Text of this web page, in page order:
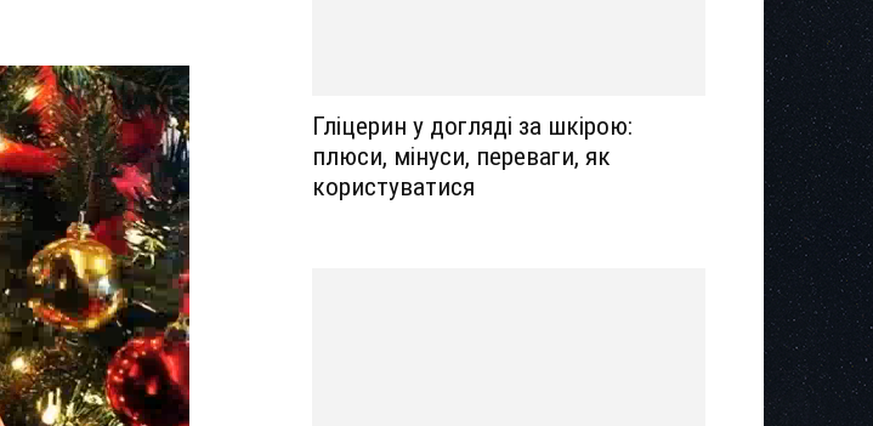
Гліцерин у догляді за шкірою:
плюси, мінуси, переваги, як
користуватися